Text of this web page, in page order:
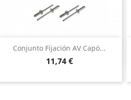
Conjunto Fijación AV Capó...
Precio
11,74 €
Vista rápida